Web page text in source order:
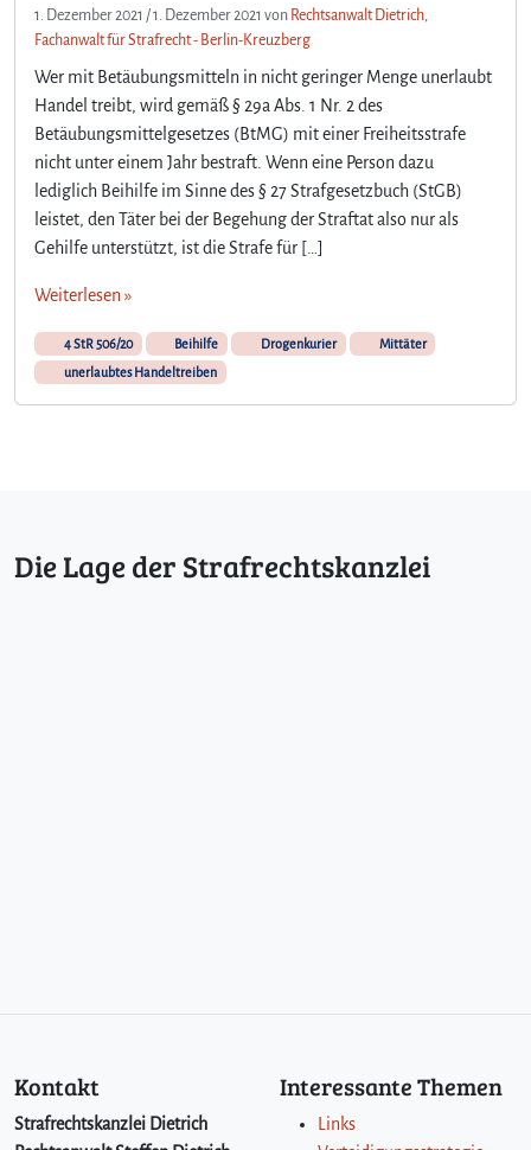
1. Dezember 2021 /1. Dezember 2021 von Rechtsanwalt Dietrich,
Fachanwalt für Strafrecht - Berlin-Kreuzberg
Wer mit Betäubungsmitteln in nicht geringer Menge unerlaubt
Handel treibt, wird gemäß § 29a Abs. 1 Nr. 2 des
Betäubungsmittelgesetzes (BtMG) mit einer Freiheitsstrafe
nicht unter einem Jahr bestraft. Wenn eine Person dazu
lediglich Beihilfe im Sinne des § 27 Strafgesetzbuch (StGB)
leistet, den Täter bei der Begehung der Straftat also nur als
Gehilfe unterstützt, ist die Strafe für […]
Weiterlesen »
4 StR 506/20 Beihilfe Drogenkurier
Mittäter
unerlaubtes Handeltreiben
Die Lage der Strafrechtskanzlei
Kontakt
Strafrechtskanzlei Dietrich
Interessante Themen
Links